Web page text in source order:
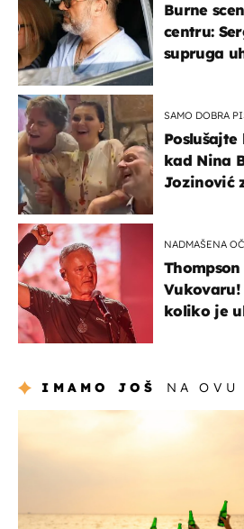
Burne
centru:
supruga
SAMO DOBRA
kad Nina
Jozinović
NADMAŠENA
koliko je
IMAMO JOŠ NA OVU